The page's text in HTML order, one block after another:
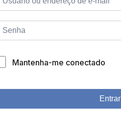
Mantenha-me conectado
Entrar